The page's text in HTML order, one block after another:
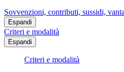
Sovvenzioni, contributi, sussidi,
Espandi
Criteri e modalità
Espandi
Criteri e modalità